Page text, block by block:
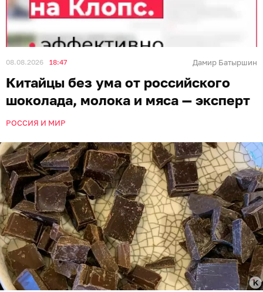
08.08.2026 18:47 Дамир Батыршин
Китайцы без ума от российского
шоколада, молока и мяса — эксперт
РОССИЯ И МИР